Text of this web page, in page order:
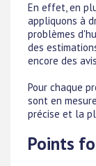
En effet, en
appliquons à
problèmes
des
encore des
Pour chaque
sont en
précise et la
Points